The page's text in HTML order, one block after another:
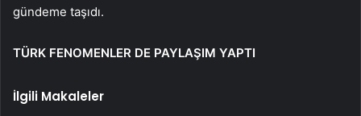
gündeme taşıdı.
TÜRK FENOMENLER DE PAYLAŞIM YAPTI
İlgili Makaleler